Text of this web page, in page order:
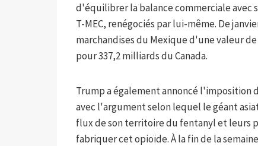
d'équilibrer la balance commerciale avec
T-MEC, renégociés par lui-même. De
marchandises du Mexique d'une valeur
pour 337,2 milliards du Canada.
Trump a également annoncé l'imposition
avec l'argument selon lequel le géant
flux de son territoire du fentanyl et leurs
fabriquer cet opioïde. À la fin de la